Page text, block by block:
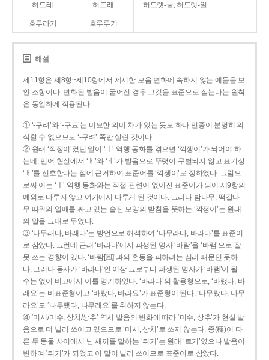
허드레 허드래 허드렛-물, 허드렛-일.
호루라기 호루루기
해설
제11항은 제8항~제10항에서 제시한 모음 변화에 속하지 않는 예들을 보
인 조항이다. 변화된 발음이 굳어진 경우 그것을 표준으로 삼는다는 원칙
은 동일하게 적용된다.
① ‘-구려’와 ‘-구료’는 미묘한 의미 차가 있는 듯도 하나 언중이 분명히 의
식할 수 없으므로 ‘-구려’ 쪽만 살린 것이다.
② 원래 ‘깍정이’였던 말이 ‘ㅣ’ 역행 동화를 겪으면 ‘깍젱이’가 되어야 하
는데, 언어 현실에서 ‘ㅐ’와 ‘ㅔ’가 발음으로 뚜렷이 구별되지 않고 표기상
‘ㅐ’를 선호한다는 점에 근거하여 표준어를 ‘깍쟁이’로 정하였다. 그럼으
로써 이는 ‘ㅣ’ 역행 동화와는 직접 관련이 없어진 표준어가 되어 제9항의
예외로 다루지 않고 여기에서 다루게 된 것이다. 그러나 밤나무, 떡갈나
무 따위의 열매를 싸고 있는 술잔 모양의 받침을 뜻하는 ‘깍정이’는 원래
의 말을 그대로 두었다.
③ ‘나무래다, 바래다’는 방언으로 해석하여 ‘나무라다, 바라다’를 표준어
로 삼았다. 그런데 근래 ‘바라다’에서 파생된 명사 ‘바람’을 ‘바램’으로 잘
못 쓰는 경향이 있다. ‘바람[風]’과의 혼동을 피하려는 심리 때문인 듯하
다. 그러나 동사가 ‘바라다’인 이상 그로부터 파생된 명사가 ‘바램’이 될
수는 없어 비고에서 이를 명기하였다. ‘바라다’의 활용형으로, ‘바랬다, 바
래요’는 비표준형이고 ‘바랐다, 바라요’가 표준형이 된다. ‘나무랐다, 나무
라요’도 ‘나무랬다, 나무래요’를 취하지 않는다.
④ ‘미시/미수, 상치/상추’ 역시 발음의 변화에 따라 ‘미수, 상추’가 현실 발
음으로 더 널리 쓰이고 있으므로 ‘미시, 상치’로 쓰지 않는다. 종(種)이 다
른 두 동물 사이에서 난 새끼를 말하는 ‘튀기’는 원래 ‘트기’였으나 발음이
변하여 ‘튀기’가 되었고 이 말이 널리 쓰이므로 표준어로 삼았다.